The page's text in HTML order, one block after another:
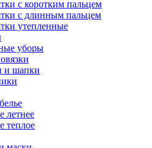
с коротким пальцем
с длинным пальцем
утепленные
уборы
и шапки
летнее
теплое